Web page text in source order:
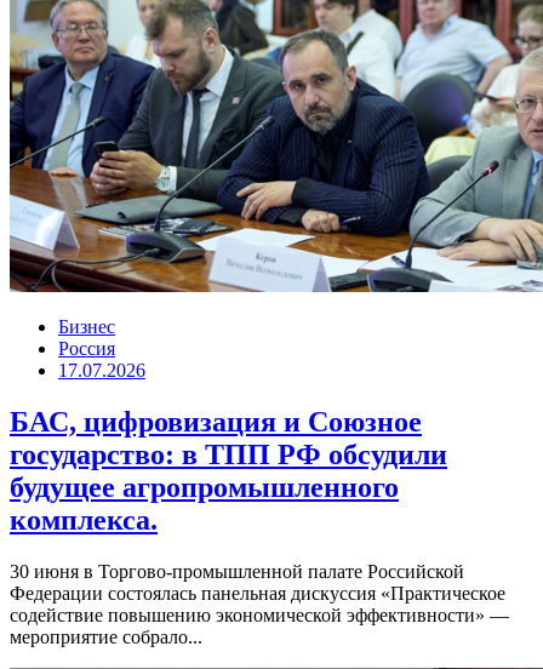
Бизнес
Россия
17.07.2026
БАС, цифровизация и Союзное
государство: в ТПП РФ обсудили
будущее агропромышленного
комплекса.
30 июня в Торгово-промышленной палате Российской
Федерации состоялась панельная дискуссия «Практическое
содействие повышению экономической эффективности» —
мероприятие собрало...